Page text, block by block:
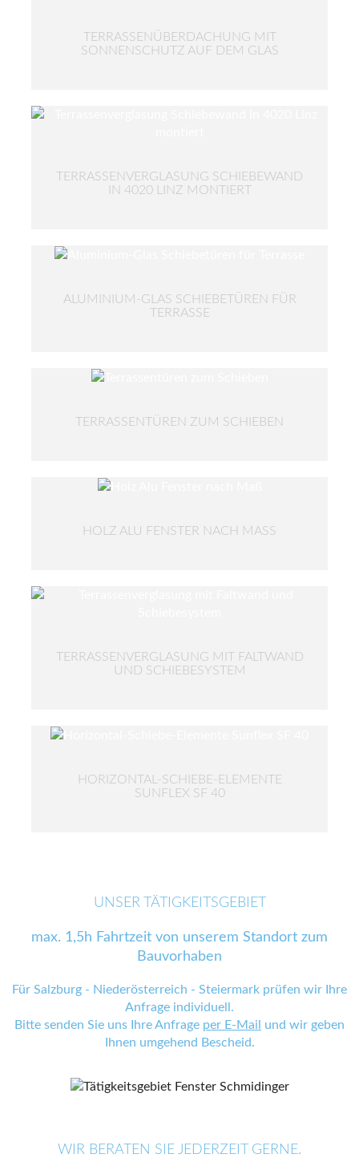
TERRASSENÜBERDACHUNG MIT
SONNENSCHUTZ AUF DEM GLAS
TERRASSENVERGLASUNG SCHIEBEWAND
IN 4020 LINZ MONTIERT
ALUMINIUM-GLAS SCHIEBETÜREN FÜR
TERRASSE
TERRASSENTÜREN ZUM SCHIEBEN
HOLZ ALU FENSTER NACH MASS
TERRASSENVERGLASUNG MIT FALTWAND
UND SCHIEBESYSTEM
HORIZONTAL-SCHIEBE-ELEMENTE
SUNFLEX SF 40
UNSER TÄTIGKEITSGEBIET
max. 1,5h Fahrtzeit von unserem Standort zum
Bauvorhaben
Für Salzburg - Niederösterreich - Steiermark prüfen wir Ihre
Anfrage individuell.
Bitte senden Sie uns Ihre Anfrage per E-Mail
und wir geben
Ihnen umgehend Bescheid.
WIR BERATEN SIE JEDERZEIT GERNE.